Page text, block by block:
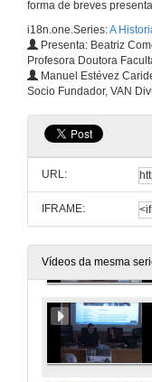
forma de breves
i18n.one.Series:A
Presenta: Beatriz
Profesora Doutora
Manuel Estévez
Socio Fundador, VAN
URL:
IFRAME:
Vídeos da mesma